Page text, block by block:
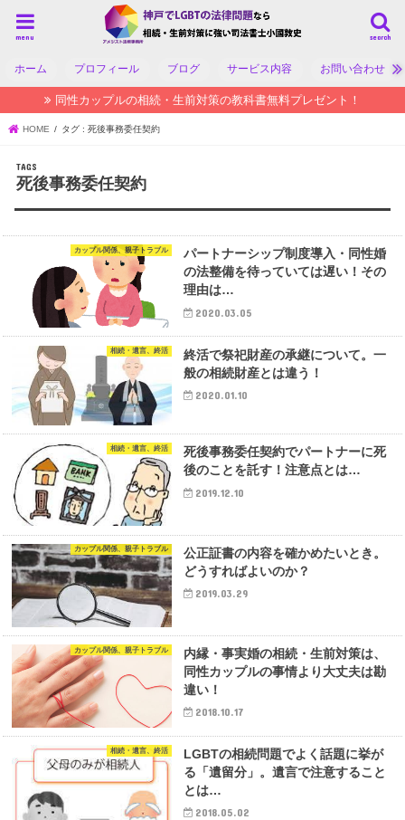
search
menu
ホーム プロフィール ブログ サービス内容 お問い合わせ
同性カップルの相続・生前対策の教科書無料プレゼント！
HOME タグ : 死後事務委任契約
死後事務委任契約
カップル関係、親子トラブル
パートナーシップ制度導入・同性婚
の法整備を待っていては遅い！その
理由は…
2020.03.05
相続・遺言、終活
終活で祭祀財産の承継について。一
般の相続財産とは違う！
2020.01.10
相続・遺言、終活
死後事務委任契約でパートナーに死
後のことを託す！注意点とは…
2019.12.10
カップル関係、親子トラブル
公正証書の内容を確かめたいとき。
どうすればよいのか？
2019.03.29
カップル関係、親子トラブル
内縁・事実婚の相続・生前対策は、
同性カップルの事情より大丈夫は勘
違い！
2018.10.17
相続・遺言、終活
LGBTの相続問題でよく話題に挙が
る「遺留分」。遺言で注意すること
とは…
2018.05.02